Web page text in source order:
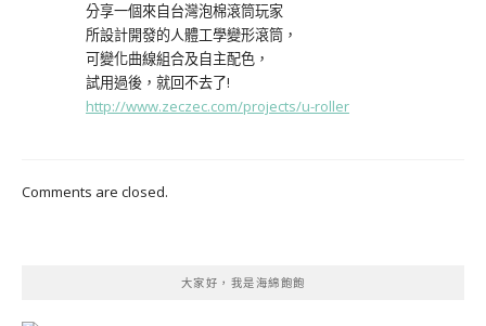
分享一個來自台灣泡棉滾筒玩家
所設計開發的人體工學變形滾筒，
可變化曲線組合及自主配色，
試用過後，就回不去了!
http://www.zeczec.com/projects/u-roller
Comments are closed.
大家好，我是海綿飽飽